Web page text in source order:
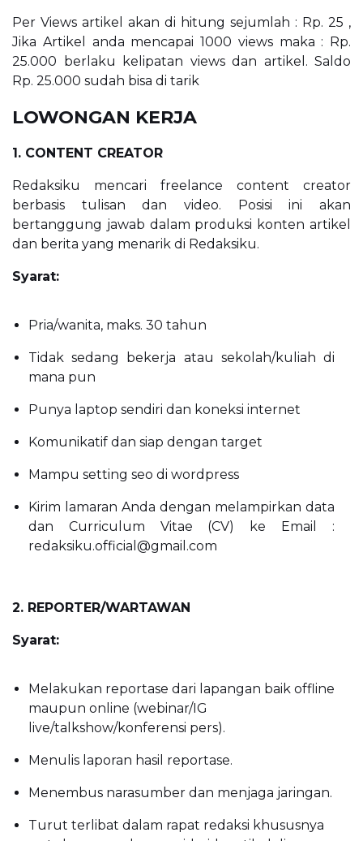
Per Views artikel akan di hitung sejumlah : Rp. 25 ,
Jika Artikel anda mencapai 1000 views maka : Rp.
25.000 berlaku kelipatan views dan artikel. Saldo
Rp. 25.000 sudah bisa di tarik
LOWONGAN KERJA
1. CONTENT CREATOR
Redaksiku mencari freelance content creator
berbasis tulisan dan video. Posisi ini akan
bertanggung jawab dalam produksi konten artikel
dan berita yang menarik di Redaksiku.
Syarat:
Pria/wanita, maks. 30 tahun
Tidak sedang bekerja atau sekolah/kuliah di
mana pun
Punya laptop sendiri dan koneksi internet
Komunikatif dan siap dengan target
Mampu setting seo di wordpress
Kirim lamaran Anda dengan melampirkan data
dan Curriculum Vitae (CV) ke Email :
redaksiku.official@gmail.com
2. REPORTER/WARTAWAN
Syarat:
Melakukan reportase dari lapangan baik offline
maupun online (webinar/IG
live/talkshow/konferensi pers).
Menulis laporan hasil reportase.
Menembus narasumber dan menjaga jaringan.
Turut terlibat dalam rapat redaksi khususnya